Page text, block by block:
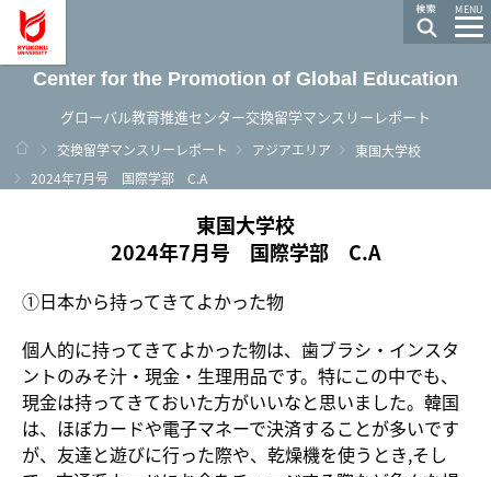
MENU
Center for the Promotion of Global Education
グローバル教育推進センター交換留学マンスリーレポート
ホーム
交換留学マンスリーレポート アジアエリア
東国大学校
2024年7月号 国際学部 C.A
東国大学校
2024年7月号 国際学部 C.A
①日本から持ってきてよかった物
個人的に持ってきてよかった物は、歯ブラシ・インスタ
ントのみそ汁・現金・生理用品です。特にこの中でも、
現金は持ってきておいた方がいいなと思いました。韓国
は、ほぼカードや電子マネーで決済することが多いです
が、友達と遊びに行った際や、乾燥機を使うとき,そし